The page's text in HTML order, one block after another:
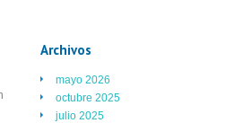
Archivos
mayo 2026
octubre 2025
julio 2025